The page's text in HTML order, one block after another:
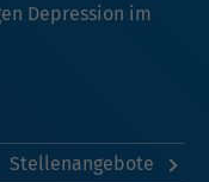
Depression im
Stellenangebote